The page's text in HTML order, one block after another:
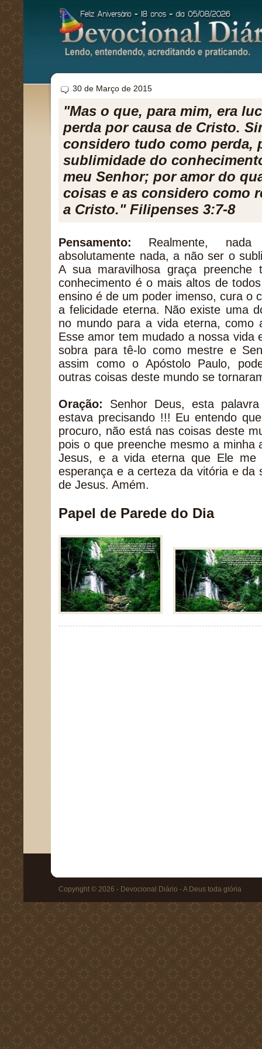
30 de Março de 2015
"Mas o que, para mim, era
perda por causa de Cristo.
considero tudo como perda,
sublimidade do
meu Senhor; por amor do
coisas e as considero como
a Cristo." Filipenses 3:7-8
Pensamento: Realmente, nada
absolutamente nada, a não ser o
A sua maravilhosa graça
conhecimento é o mais altos de
ensino é de um poder imenso, cura o
a felicidade eterna. Não existe uma
no mundo para a vida eterna, como
Esse amor tem mudado a nossa vida
sobra para tê-lo como mestre e
assim como o Apóstolo Paulo,
outras coisas deste mundo se
Oração: Senhor Deus, esta
estava precisando !!! Eu entendo
procuro, não está nas coisas deste
pois o que preenche mesmo a minha
Jesus, e a vida eterna que Ele me
esperança e a certeza da vitória e da
de Jesus. Amém.
Papel de Parede do Dia
Copyright © 2026 - Devocional Diário - A Deus toda glória